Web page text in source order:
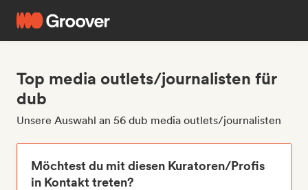
Top media outlets/journalisten für
dub
Unsere Auswahl an 56 dub media outlets/journalisten
Möchtest du mit diesen Kuratoren/Profis
in Kontakt treten?